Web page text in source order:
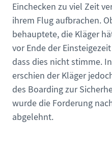
Einchecken zu viel Zeit
ihrem Flug aufbrachen.
behauptete, die Kläger
vor Ende der
dass dies nicht stimme.
erschien der Kläger
des Boarding zur
wurde die Forderung
abgelehnt.